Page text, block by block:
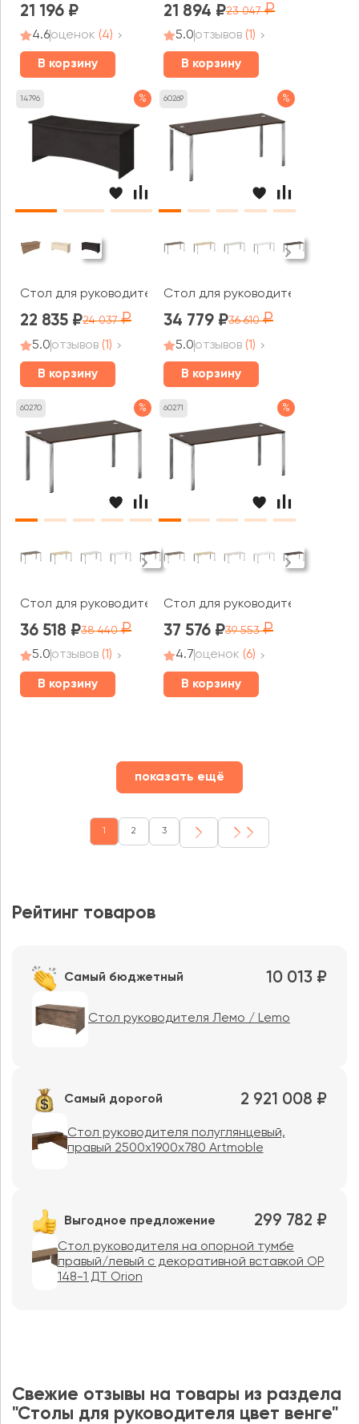
21 196
4.6оценок (4)
В корзину
21 894 23 047
5.0отзывов (1)
В корзину
14796 %
Стол для руководителя 2200x980x765 Фёст / First
22 835 24 037
5.0отзывов (1)
В корзину
60269 %
Стол для руководителя на П-
34 779 36 610
5.0отзывов (1)
В корзину
60270 %
Стол для руководителя на П-обр. м/к 1600x800x750
36 518 38 440
5.0отзывов (1)
В корзину
60271 %
Стол для руководителя на П-
37 576 39 553
4.7оценок (6)
В корзину
показать ещё
1 2 3
Рейтинг товаров
Самый бюджетный 10 013 ₽
Стол руководителя Лемо / Lemo
Самый дорогой 2 921 008 ₽
Стол руководителя полуглянцевый,
правый 2500х1900х780 Artmoble
Выгодное предложение 299 782 ₽
Стол руководителя на опорной тумбе
правый/левый с декоративной вставкой ОР
148-1 ДТ Orion
Свежие отзывы на товары из раздела
"Столы для руководителя цвет венге"